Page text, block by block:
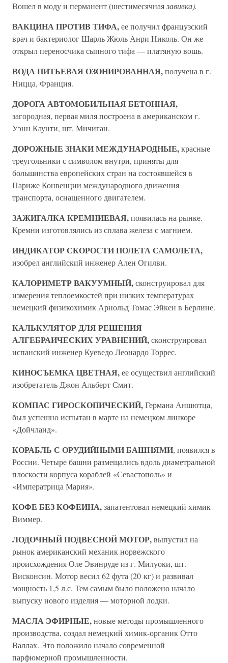
Вошел в моду и перманент (шестимесячнаязавивка).
ВАКЦИНА ПРОТИВ ТИФА,ее получил французский
врач и бактериолог Шарль Жюль Анри Николь. Он же
открыл переносчика сыпного тифа — платяную вошь.
ВОДА ПИТЬЕВАЯ ОЗОНИРОВАННАЯ,получена в г.
Ницца, Франция.
ДОРОГА АВТОМОБИЛЬНАЯ БЕТОННАЯ,
загородная, первая миля построена в американском г.
Уэнн Каунти, шт. Мичиган.
ДОРОЖНЫЕ ЗНАКИ МЕЖДУНАРОДНЫЕ,красные
треугольники с символом внутри, приняты для
большинства европейских стран на состоявшейся в
Париже Конвенции международного движения
транспорта, оснащенного двигателем.
ЗАЖИГАЛКА КРЕМНИЕВАЯ,появилась на рынке.
Кремни изготовлялись из сплава железа с магнием.
ИНДИКАТОР СКОРОСТИ ПОЛЕТА САМОЛЕТА,
изобрел английский инженер Ален Огилви.
КАЛОРИМЕТР ВАКУУМНЫЙ,сконструировал для
измерения теплоемкостей при низких температурах
немецкий физикохимик Арнольд Томас Эйкен в Берлине.
КАЛЬКУЛЯТОР ДЛЯ РЕШЕНИЯ
АЛГЕБРАИЧЕСКИХ УРАВНЕНИЙ,сконструировал
испанский инженер Куеведо Леонардо Торрес.
КИНОСЪЕМКА ЦВЕТНАЯ,ее осуществил английский
изобретатель Джон Альберт Смит.
КОМПАС ГИРОСКОПИЧЕСКИЙ,Германа Аншютца,
был успешно испытан в марте на немецком линкоре
«Дойчланд».
КОРАБЛЬ С ОРУДИЙНЫМИ БАШНЯМИ, появился в
России. Четыре башни размещались вдоль диаметральной
плоскости корпуса кораблей «Севастополь» и
«Императрица Мария».
КОФЕ БЕЗ КОФЕИНА,запатентовал немецкий химик
Виммер.
ЛОДОЧНЫЙ ПОДВЕСНОЙ МОТОР,выпустил на
рынок американский механик норвежского
происхождения Оле Эвинруде из г. Милуоки, шт.
Висконсин. Мотор весил 62 фута (20 кг) и развивал
мощность 1,5 л.с. Тем самым было положено начало
выпуску нового изделия — моторной лодки.
МАСЛА ЭФИРНЫЕ,новые методы промышленного
производства, создал немецкий химик-органик Отто
Валлах. Это положило начало современной
парфюмерной промышленности.